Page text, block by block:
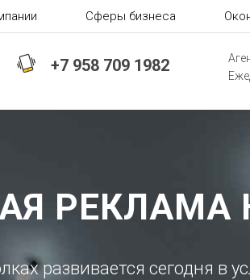
Сферы бизнеса
+7 958 709 1982
развивается сегодня в